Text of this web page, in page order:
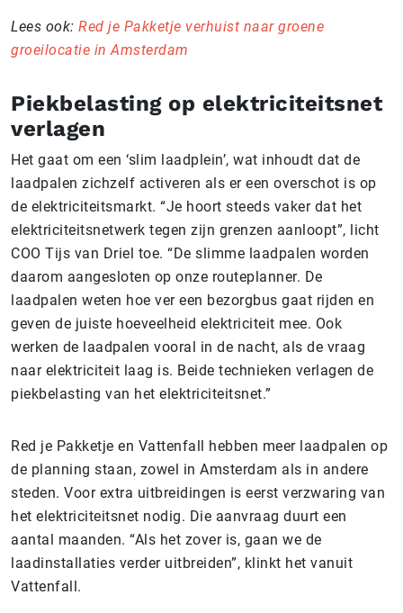
Lees ook: Red je Pakketje verhuist naar groene
groeilocatie in Amsterdam
Piekbelasting op elektriciteitsnet
verlagen
Het gaat om een ‘slim laadplein’, wat inhoudt dat de
laadpalen zichzelf activeren als er een overschot is op
de elektriciteitsmarkt. “Je hoort steeds vaker dat het
elektriciteitsnetwerk tegen zijn grenzen aanloopt”, licht
COO Tijs van Driel toe. “De slimme laadpalen worden
daarom aangesloten op onze routeplanner. De
laadpalen weten hoe ver een bezorgbus gaat rijden en
geven de juiste hoeveelheid elektriciteit mee. Ook
werken de laadpalen vooral in de nacht, als de vraag
naar elektriciteit laag is. Beide technieken verlagen de
piekbelasting van het elektriciteitsnet.”
Red je Pakketje en Vattenfall hebben meer laadpalen op
de planning staan, zowel in Amsterdam als in andere
steden. Voor extra uitbreidingen is eerst verzwaring van
het elektriciteitsnet nodig. Die aanvraag duurt een
aantal maanden. “Als het zover is, gaan we de
laadinstallaties verder uitbreiden”, klinkt het vanuit
Vattenfall.